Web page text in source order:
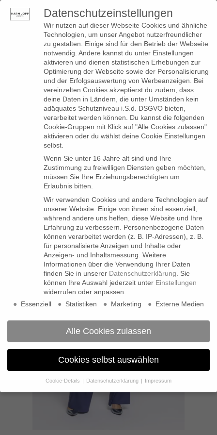
Toggle
Produkte
verschlagwortet mit
„Jumpsuit“
Datenschutzeinstellungen
Wir nutzen auf dieser Webseite Cookies und ähnliche
Technologien, um unser Angebot nutzerfreundlicher
zu gestalten. Einige sind für den Betrieb der Webseite
notwendig. Andere kannst du unter Einstellungen
aktivieren und dienen statistischen Erhebungen zur
Optimierung der Webseite sowie der Personalisierung
und der Erfolgsauswertung von Werbeanzeigen. Bei
vereinzelten Cookies akzeptierst du zudem, dass
deine Daten in Ländern, die unter Umständen kein
adäquates Schutzniveau i.S.d. DSGVO bieten,
verarbeitet werden können. Du kannst die folgenden
Cookie-Gruppen mit Klick auf "Alle Cookies zulassen"
aktivieren oder du wählst deine Cookie Einstellungen
selbst.
Wenn Sie unter 16 Jahre alt sind und Ihre
Zustimmung zu freiwilligen Diensten geben möchten,
müssen Sie Ihre Erziehungsberechtigten um
Erlaubnis bitten.
Wir verwenden Cookies und andere Technologien auf
unserer Website. Einige von ihnen sind essenziell,
während andere uns helfen, diese Website und Ihre
Erfahrung zu verbessern.
Personenbezogene Daten
können verarbeitet werden (z. B. IP-Adressen), z. B.
für personalisierte Anzeigen und Inhalte oder
Anzeigen- und Inhaltsmessung. Weitere
Informationen über die Verwendung Ihrer Daten
finden Sie in unserer Datenschutzerklärung
Sie
können Ihre Auswahl jederzeit unter Einstellungen
widerrufen oder anpassen.
Essenziell
Statistiken Marketing Externe Medien
Alle Cookies zulassen
Cookies selbst auswählen
Cookie-Details Datenschutzerklärung Impressum
Datenschutzeinstellungen
Wenn Sie unter 16 Jahre alt sind und Ihre Zustimmung zu
freiwilligen Diensten geben möchten, müssen Sie Ihre